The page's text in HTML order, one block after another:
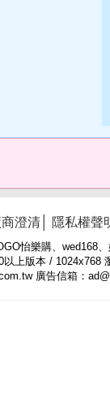
澄清 隱私權聲
怡樂購、wed168
以上版本 / 1024x768
廣告信箱：